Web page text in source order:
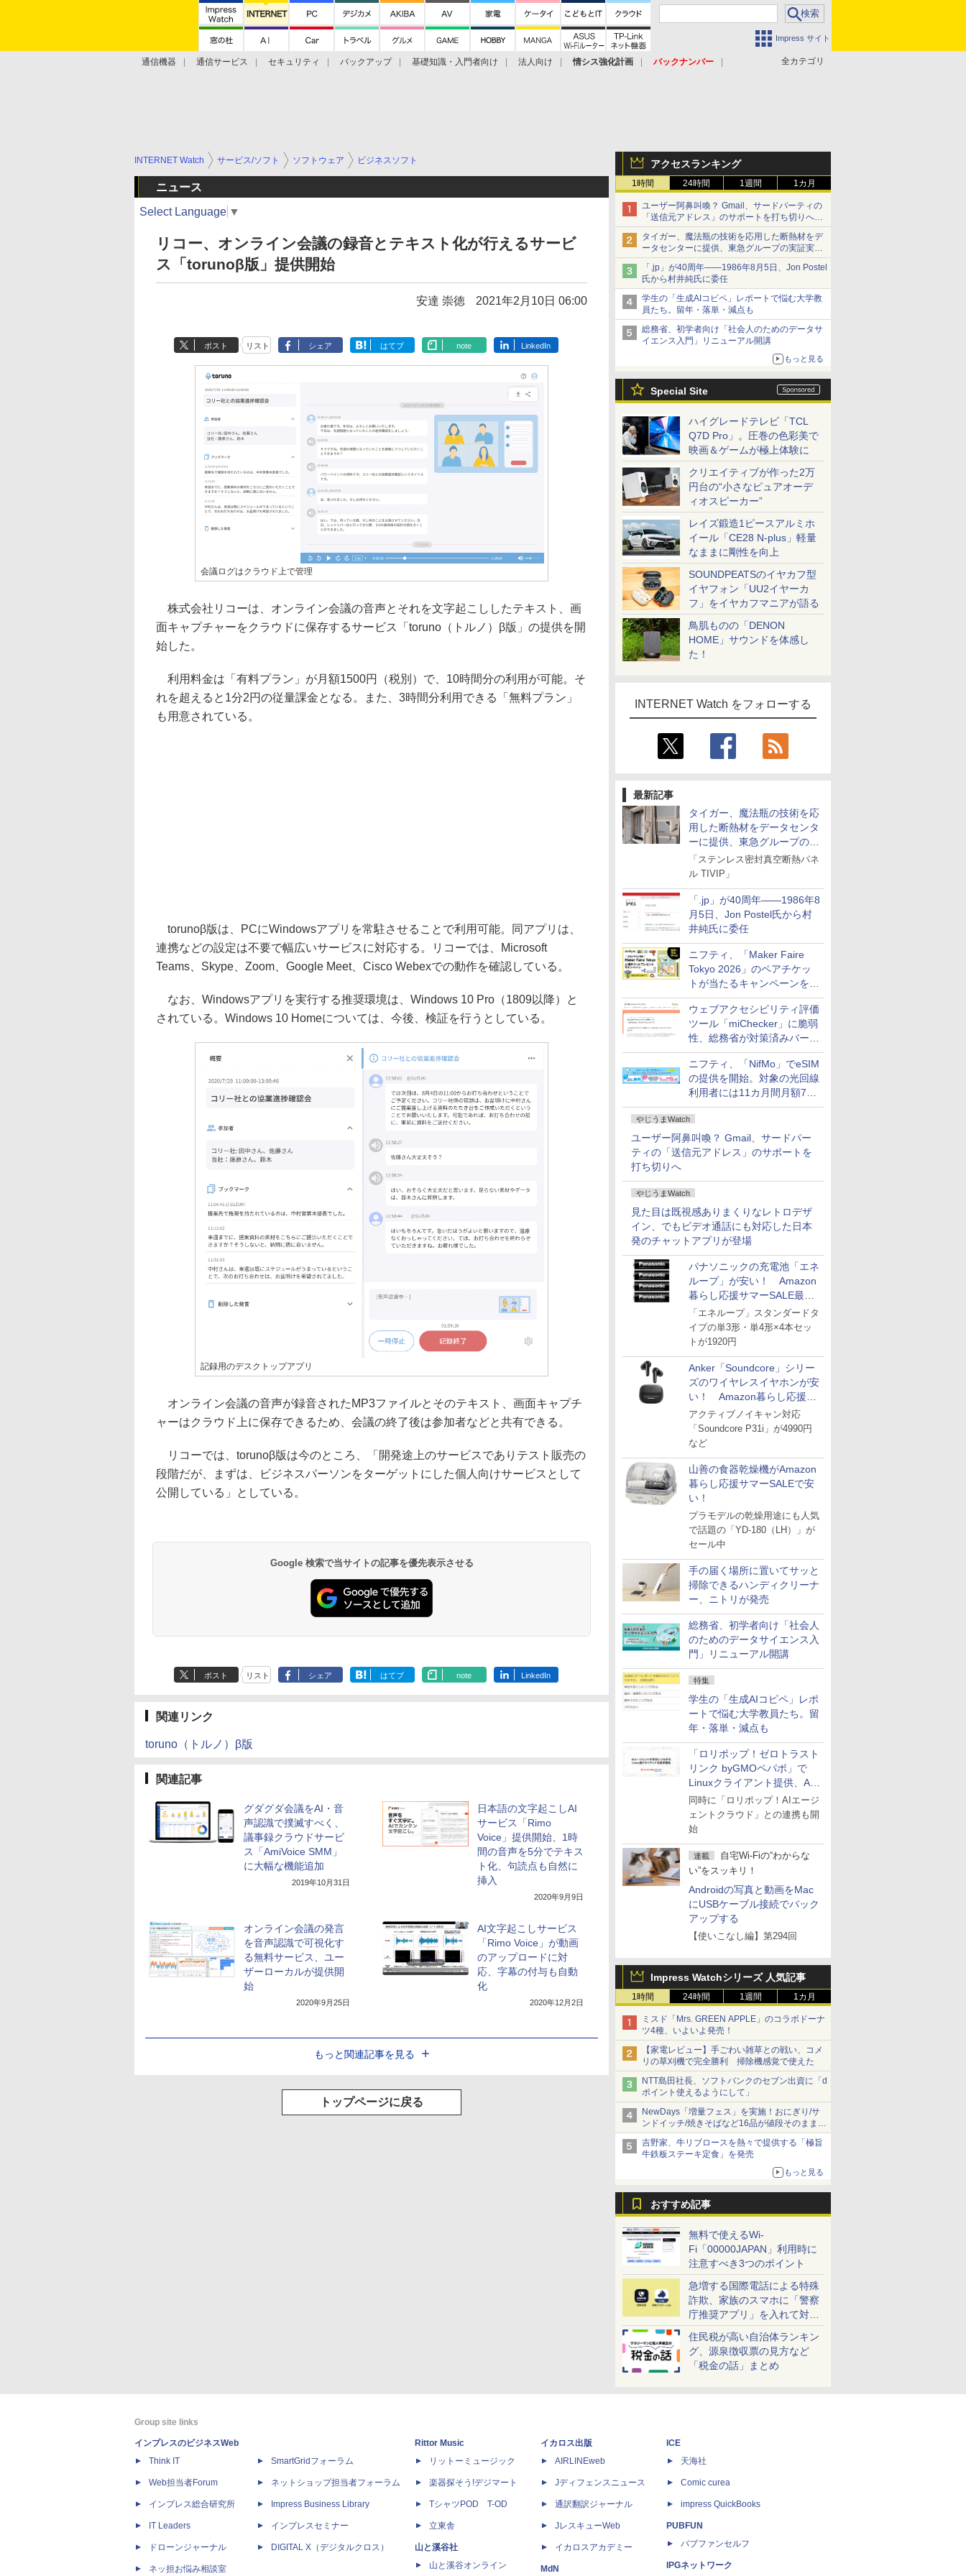
Impress サイト
全カテゴリ
通信機器 通信サービス セキュリティ バックアップ 基礎知識・入門者向け 法人向け 情シス強化計画
バックナンバー
アクセスランキング
1時間 24時間 1週間 1カ月
ユーザー阿鼻叫喚？ Gmail、サードパーティの
「送信元アドレス」のサポートを打ち切りへ
【やじうまWatch】
タイガー、魔法瓶の技術を応用した断熱材をデ
ータセンターに提供、東急グループの実証実験
で 「ステンレス密封真空断熱パネル TIVIP」
「.jp」が40周年――1986年8月5日、Jon Postel
氏から村井純氏に委任
学生の「生成AIコピペ」レポートで悩む大学教
員たち。留年・落単・減点も
総務省、初学者向け「社会人のためのデータサ
イエンス入門」リニューアル開講
もっと見る
Special Site
ハイグレードテレビ「TCL
Q7D Pro」。圧巻の色彩美で
映画＆ゲームが極上体験に
クリエイティブが作った2万
円台の“小さなピュアオーデ
ィオスピーカー”
レイズ鍛造1ピースアルミホ
イール「CE28 N-plus」軽量
なままに剛性を向上
SOUNDPEATSのイヤカフ型
イヤフォン「UU2イヤーカ
フ」をイヤカフマニアが語る
鳥肌ものの「DENON
HOME」サウンドを体感し
た！
INTERNET Watch をフォローする
最新記事
タイガー、魔法瓶の技術を応
用した断熱材をデータセンタ
ーに提供、東急グループの実
証実験で
「ステンレス密封真空断熱パネ
ル TIVIP」
「.jp」が40周年――1986年8
月5日、Jon Postel氏から村
井純氏に委任
ニフティ、「Maker Faire
Tokyo 2026」のペアチケッ
トが当たるキャンペーンをX
で実施。8月16日まで
ウェブアクセシビリティ評価
ツール「miChecker」に脆弱
性、総務省が対策済みバージ
ョンへの更新を呼び掛け
ニフティ、「NifMo」でeSIM
の提供を開始。対象の光回線
利用者には11カ月間月額770
円割引のキャンペーン
やじうまWatch
ユーザー阿鼻叫喚？ Gmail、サードパー
ティの「送信元アドレス」のサポートを
打ち切りへ
やじうまWatch
見た目は既視感ありまくりなレトロデザ
イン、でもビデオ通話にも対応した日本
発のチャットアプリが登場
パナソニックの充電池「エネ
ループ」が安い！ Amazon
暮らし応援サマーSALE最終
日
「エネループ」スタンダードタ
イプの単3形・単4形×4本セッ
トが1920円
Anker「Soundcore」シリー
ズのワイヤレスイヤホンが安
い！ Amazon暮らし応援サ
マーSALE
アクティブノイキャン対応
「Soundcore P31i」が4990円
など
山善の食器乾燥機がAmazon
暮らし応援サマーSALEで安
い！
プラモデルの乾燥用途にも人気
で話題の「YD-180（LH）」が
セール中
手の届く場所に置いてサッと
掃除できるハンディクリーナ
ー、ニトリが発売
総務省、初学者向け「社会人
のためのデータサイエンス入
門」リニューアル開講
特集
学生の「生成AIコピペ」レポ
ートで悩む大学教員たち。留
年・落単・減点も
「ロリポップ！ゼロトラスト
リンク byGMOペパボ」で
Linuxクライアント提供、AI
エージェントの接続が容易に
同時に「ロリポップ！AIエージ
ェントクラウド」との連携も開
始
連載
自宅Wi-Fiの“わからな
い”をスッキリ！
Androidの写真と動画をMac
にUSBケーブル接続でバック
アップする
【使いこなし編】第294回
Impress Watchシリーズ 人気記事
1時間 24時間 1週間 1カ月
ミスド「Mrs. GREEN APPLE」のコラボドーナ
ツ4種、いよいよ発売！
【家電レビュー】手ごわい雑草との戦い、コメ
リの草刈機で完全勝利 掃除機感覚で使えた
NTT島田社長、ソフトバンクのセブン出資に「d
ポイント使えるようにして」
NewDays「増量フェス」を実施！おにぎり/サ
ンドイッチ/焼きそばなど16品が値段そのままで
ボリュームアップ
吉野家、牛リブロースを熱々で提供する「極旨
牛鉄板ステーキ定食」を発売
もっと見る
おすすめ記事
無料で使えるWi-
Fi「00000JAPAN」利用時に
注意すべき3つのポイント
急増する国際電話による特殊
詐欺、家族のスマホに「警察
庁推奨アプリ」を入れて対策
しよう！
住民税が高い自治体ランキン
グ、源泉徴収票の見方など
「税金の話」まとめ
INTERNET Watch サービス/ソフト ソフトウェア ビジネスソフト
ニュース
Select Language ▼
リコー、オンライン会議の録音とテキスト化が行えるサービ
ス「torunoβ版」提供開始
安達 崇徳 2021年2月10日 06:00
ポスト リスト シェア はてブ note LinkedIn
会議ログはクラウド上で管理
株式会社リコーは、オンライン会議の音声とそれを文字起こししたテキスト、画
面キャプチャーをクラウドに保存するサービス「toruno（トルノ）β版」の提供を開
始した。
利用料金は「有料プラン」が月額1500円（税別）で、10時間分の利用が可能。そ
れを超えると1分2円の従量課金となる。また、3時間分利用できる「無料プラン」
も用意されている。
torunoβ版は、PCにWindowsアプリを常駐させることで利用可能。同アプリは、
連携などの設定は不要で幅広いサービスに対応する。リコーでは、Microsoft
Teams、Skype、Zoom、Google Meet、Cisco Webexでの動作を確認している。
なお、Windowsアプリを実行する推奨環境は、Windows 10 Pro（1809以降）と
されている。Windows 10 Homeについては、今後、検証を行うとしている。
記録用のデスクトップアプリ
オンライン会議の音声が録音されたMP3ファイルとそのテキスト、画面キャプチ
ャーはクラウド上に保存できるため、会議の終了後は参加者などと共有できる。
リコーでは、torunoβ版は今のところ、「開発途上のサービスでありテスト販売の
段階だが、まずは、ビジネスパーソンをターゲットにした個人向けサービスとして
公開している」としている。
Google 検索で当サイトの記事を優先表示させる
ポスト リスト シェア はてブ note LinkedIn
関連リンク
toruno（トルノ）β版
関連記事
グダグダ会議をAI・音
声認識で撲滅すべく、
議事録クラウドサービ
ス「AmiVoice SMM」
に大幅な機能追加
2019年10月31日
日本語の文字起こしAI
サービス「Rimo
Voice」提供開始、1時
間の音声を5分でテキス
ト化、句読点も自然に
挿入
2020年9月9日
オンライン会議の発言
を音声認識で可視化す
る無料サービス、ユー
ザーローカルが提供開
始
2020年9月25日
AI文字起こしサービス
「Rimo Voice」が動画
のアップロードに対
応、字幕の付与も自動
化
2020年12月2日
もっと関連記事を見る
トップページに戻る
Group site links
インプレスのビジネスWeb
Think IT
Web担当者Forum
インプレス総合研究所
IT Leaders
ドローンジャーナル
ネッ担お悩み相談室
SmartGridフォーラム
ネットショップ担当者フォーラム
Impress Business Library
インプレスセミナー
DIGITAL X（デジタルクロス）
Rittor Music
リットーミュージック
楽器探そう!デジマート
TシャツPOD T-OD
立東舎
山と溪谷社
山と溪谷オンライン
イカロス出版
AIRLINEweb
Jディフェンスニュース
通訳翻訳ジャーナル
JレスキューWeb
イカロスアカデミー
MdN
ICE
天海社
Comic curea
impress QuickBooks
PUBFUN
パブファンセルフ
IPGネットワーク